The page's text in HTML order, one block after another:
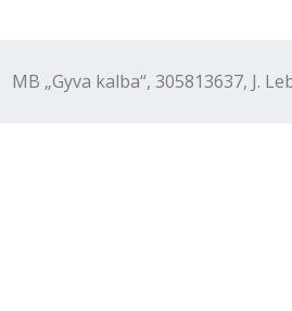
kalba“, 305813637, J.